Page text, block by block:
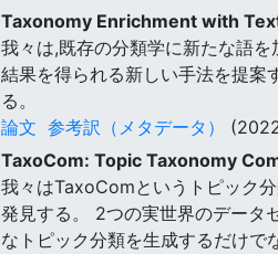
Taxonomy Enrichment with
我々は,既存の分類学に新たな語
結果を得られる新しい手法を提案
る。
論文 参考訳（メタデータ）
TaxoCom: Topic Taxonomy
我々はTaxoComというトピック
発見する。 2つの実世界のデータ
なトピック分類を生成するだけで